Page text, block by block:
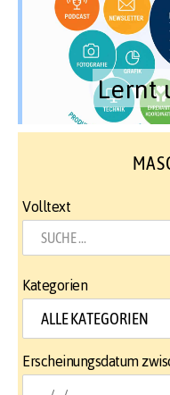
Lernt
Volltext
Kategorien
Erscheinungsdatum